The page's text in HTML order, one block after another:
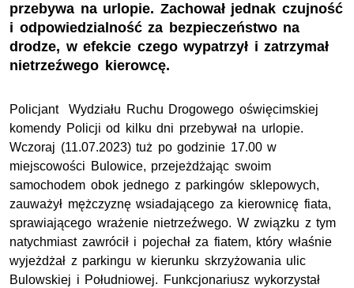
przebywa na urlopie. Zachował jednak czujność
i odpowiedzialność za bezpieczeństwo na
drodze, w efekcie czego wypatrzył i zatrzymał
nietrzeźwego kierowcę.
Policjant Wydziału Ruchu Drogowego oświęcimskiej
komendy Policji od kilku dni przebywał na urlopie.
Wczoraj (11.07.2023) tuż po godzinie 17.00 w
miejscowości Bulowice, przejeżdżając swoim
samochodem obok jednego z parkingów sklepowych,
zauważył mężczyznę wsiadającego za kierownicę fiata,
sprawiającego wrażenie nietrzeźwego. W związku z tym
natychmiast zawrócił i pojechał za fiatem, który właśnie
wyjeżdżał z parkingu w kierunku skrzyżowania ulic
Bulowskiej i Południowej. Funkcjonariusz wykorzystał